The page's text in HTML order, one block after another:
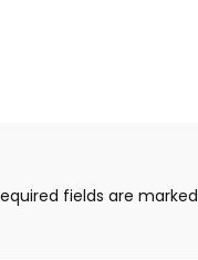
fields are marked